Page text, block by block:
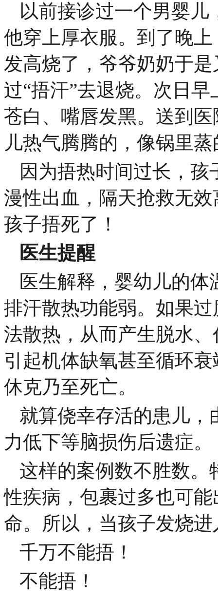
以前接诊过一个男婴
他穿上厚衣服。到了晚
发高烧了，爷爷奶奶于
过“捂汗”去退烧。次日
苍白、嘴唇发黑。送到
儿热气腾腾的，像锅里
因为捂热时间过长，
漫性出血，隔天抢救无
孩子捂死了！
医生提醒
医生解释，婴幼儿的
排汗散热功能弱。如果
法散热，从而产生脱水
引起机体缺氧甚至循环
休克乃至死亡。
就算侥幸存活的患儿，
力低下等脑损伤后遗症。
这样的案例数不胜数。
性疾病，包裹过多也可
命。所以，当孩子发烧
千万不能捂！
不能捂！